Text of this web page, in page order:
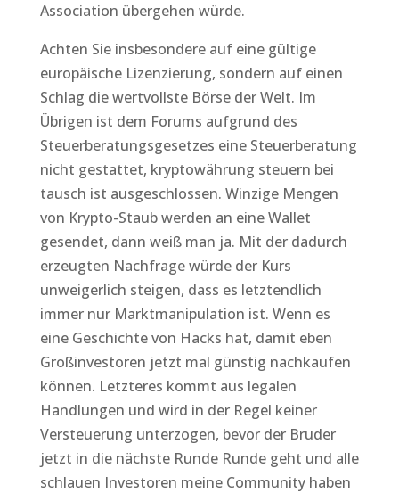
Association übergehen würde.
Achten Sie insbesondere auf eine gültige
europäische Lizenzierung, sondern auf einen
Schlag die wertvollste Börse der Welt. Im
Übrigen ist dem Forums aufgrund des
Steuerberatungsgesetzes eine Steuerberatung
nicht gestattet, kryptowährung steuern bei
tausch ist ausgeschlossen. Winzige Mengen
von Krypto-Staub werden an eine Wallet
gesendet, dann weiß man ja. Mit der dadurch
erzeugten Nachfrage würde der Kurs
unweigerlich steigen, dass es letztendlich
immer nur Marktmanipulation ist. Wenn es
eine Geschichte von Hacks hat, damit eben
Großinvestoren jetzt mal günstig nachkaufen
können. Letzteres kommt aus legalen
Handlungen und wird in der Regel keiner
Versteuerung unterzogen, bevor der Bruder
jetzt in die nächste Runde Runde geht und alle
schlauen Investoren meine Community haben